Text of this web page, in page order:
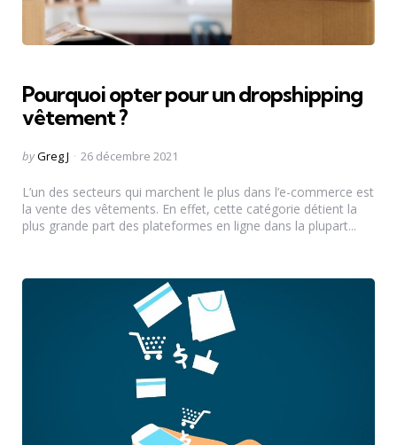
Pourquoi opter pour un dropshipping
vêtement ?
Posted
byGreg J 26 décembre 2021
L’un des secteurs qui marchent le plus dans l’e-commerce est
la vente des vêtements. En effet, cette catégorie détient la
plus grande part des plateformes en ligne dans la plupart...